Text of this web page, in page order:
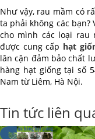
Như vậy, rau mầm có
ta phải không các bạn?
cho mình các loại rau
được cung cấp hạt
lân cận đảm bảo chất
hàng hạt giống tại số
Nam từ Liêm, Hà Nội.
Tin tức liên